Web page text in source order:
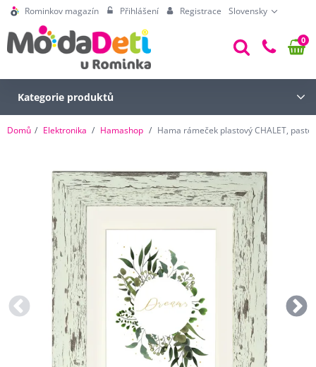
Rominkov magazín Přihlášení Registrace Slovensky
0
Kategorie produktů
Domů Elektronika Hamashop Hama rámeček plastový CHALET,